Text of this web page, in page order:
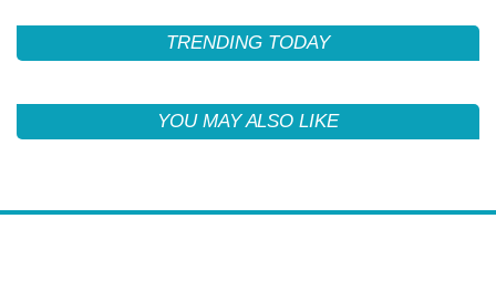
TRENDING TODAY
YOU MAY ALSO LIKE